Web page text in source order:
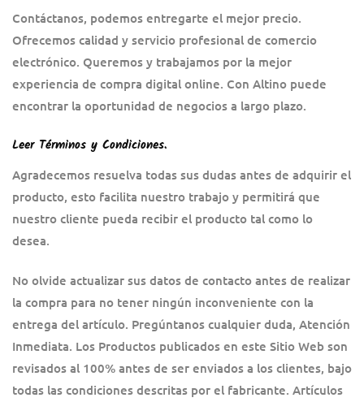
Contáctanos, podemos entregarte el mejor precio.
Ofrecemos calidad y servicio profesional de comercio
electrónico. Queremos y trabajamos por la mejor
experiencia de compra digital online. Con Altino puede
encontrar la oportunidad de negocios a largo plazo.
Leer Términos y Condiciones.
Agradecemos resuelva todas sus dudas antes de adquirir el
producto, esto facilita nuestro trabajo y permitirá que
nuestro cliente pueda recibir el producto tal como lo
desea.
No olvide actualizar sus datos de contacto antes de realizar
la compra para no tener ningún inconveniente con la
entrega del artículo. Pregúntanos cualquier duda, Atención
Inmediata. Los Productos publicados en este Sitio Web son
revisados al 100% antes de ser enviados a los clientes, bajo
todas las condiciones descritas por el fabricante. Artículos